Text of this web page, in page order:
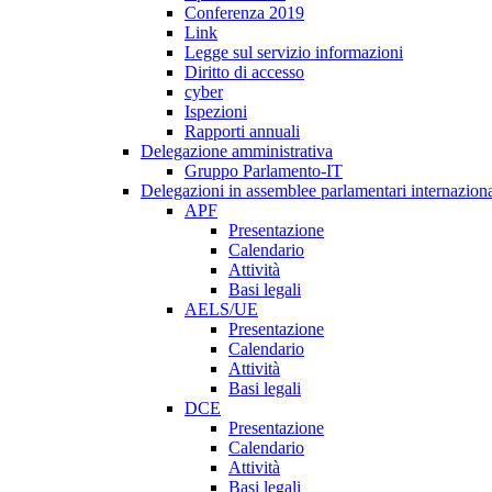
Conferenza 2019
Link
Legge sul servizio informazioni
Diritto di accesso
cyber
Ispezioni
Rapporti annuali
Delegazione amministrativa
Gruppo Parlamento-IT
Delegazioni in assemblee parlamentari
APF
Presentazione
Calendario
Attività
Basi legali
AELS/UE
Presentazione
Calendario
Attività
Basi legali
DCE
Presentazione
Calendario
Attività
Basi legali